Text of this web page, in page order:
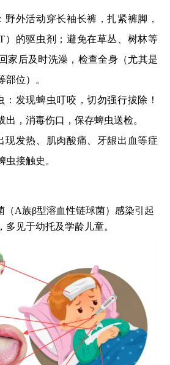
野外活动穿长袖长裤，扎紧裤脚，
）的驱虫剂；避免在草丛、树林等
家后及时洗澡，检查全身（尤其是
部位）。
：发现蜱虫叮咬，切勿强行拔除！
出，消毒伤口，保存蜱虫送检。
现发热、肌肉酸痛、牙龈出血等症
虫接触史。
（A族β型溶血性链球菌）感染引起
多见于幼托及学龄儿童。